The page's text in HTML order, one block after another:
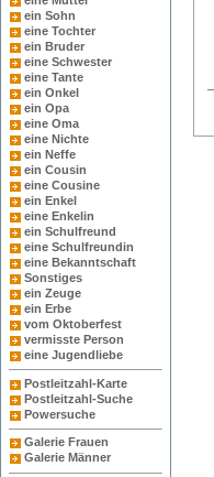
ein Sohn
eine Tochter
ein Bruder
eine Schwester
eine Tante
ein Onkel
ein Opa
eine Oma
eine Nichte
ein Neffe
ein Cousin
eine Cousine
ein Enkel
eine Enkelin
ein Schulfreund
eine Schulfreundin
eine Bekanntschaft
Sonstiges
ein Zeuge
ein Erbe
vom Oktoberfest
vermisste Person
eine Jugendliebe
Postleitzahl-Karte
Postleitzahl-Suche
Powersuche
Galerie Frauen
Galerie Männer